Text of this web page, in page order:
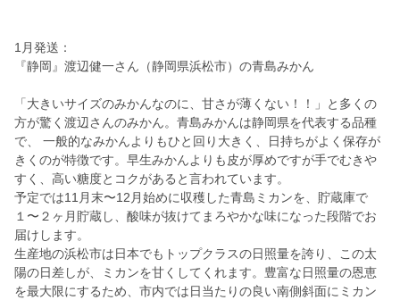
1月発送：
『静岡』渡辺健一さん（静岡県浜松市）の青島みかん
「大きいサイズのみかんなのに、甘さが薄くない！！」と多くの
方が驚く渡辺さんのみかん。青島みかんは静岡県を代表する品種
で、 一般的なみかんよりもひと回り大きく、日持ちがよく保存が
きくのが特徴です。早生みかんよりも皮が厚めですが手でむきや
すく、高い糖度とコクがあると言われています。
予定では11月末〜12月始めに収穫した青島ミカンを、貯蔵庫で
１〜２ヶ月貯蔵し、酸味が抜けてまろやかな味になった段階でお
届けします。
生産地の浜松市は日本でもトップクラスの日照量を誇り、この太
陽の日差しが、ミカンを甘くしてくれます。豊富な日照量の恩恵
を最大限にするため、市内では日当たりの良い南側斜面にミカン